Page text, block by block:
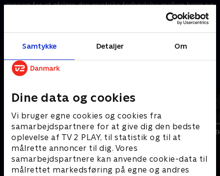
Samtykke Detaljer Om
Dine data og cookies
Vi bruger egne cookies og cookies fra
samarbejdspartnere for at give dig den bedste
oplevelse af TV 2 PLAY, til statistik og til at
målrette annoncer til dig. Vores
samarbejdspartnere kan anvende cookie-data til
målrettet markedsføring på egne og andres
mission for at afsløre den mystiske forbindelse mellem hajer og
Kræver tilkøb
Mere indhold fra Disney+